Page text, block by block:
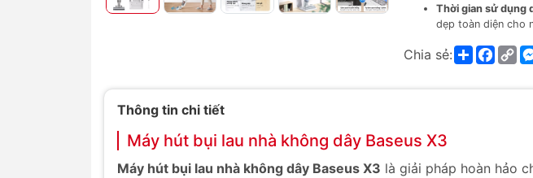
Thời gian sử dụng
dẹp toàn diện cho
Chia sẻ: Share
Thông tin chi tiết
Máy hút bụi lau nhà không dây Baseus X3
Máy hút bụi lau nhà không dây Baseus X3 là giải pháp hoàn hảo